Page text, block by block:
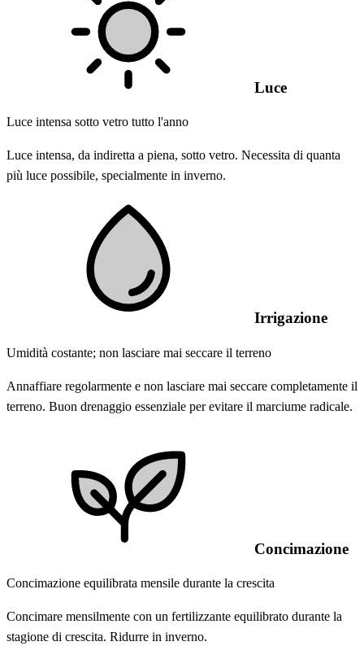
Luce
Luce intensa sotto vetro tutto l'anno
Luce intensa, da indiretta a piena, sotto vetro. Necessita di quanta
più luce possibile, specialmente in inverno.
Irrigazione
Umidità costante; non lasciare mai seccare il terreno
Annaffiare regolarmente e non lasciare mai seccare completamente il
terreno. Buon drenaggio essenziale per evitare il marciume radicale.
Concimazione
Concimazione equilibrata mensile durante la crescita
Concimare mensilmente con un fertilizzante equilibrato durante la
stagione di crescita. Ridurre in inverno.